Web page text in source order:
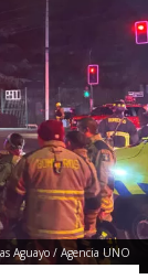
Aguayo / Agencia UNO